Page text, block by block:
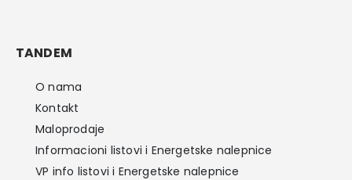
TANDEM
O nama
Kontakt
Maloprodaje
Informacioni listovi i Energetske nalepnice
VP info listovi i Energetske nalepnice